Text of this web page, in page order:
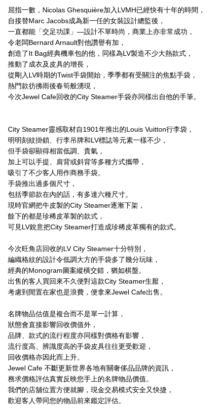
屈指一數，Nicolas Ghesquière加入LVMH已經快有十年的時間，
自接替Marc Jacobs成為新一任的女裝設計總監後，
一直都能「交足功課」—設計不單時尚，商業上亦非常成功，
令老闆Bernard Arnault對他讚譽有加，
創造了It Bag經典機車包的他，同樣為LV製造不少大熱款式，
推動了成衣及皮具的增長，
從剛入LV時期的Twist手袋開始，季季都有受關注的焦點手袋，
熱門款彷彿雨後春筍般湧現，
今次Jewel Cafe回收的City Steamer手袋亦同樣出自他的手筆。
City Steamer靈感取材自1901年推出的Louis Vuitton行李袋，
明明刻紋掛鎖、行李吊牌和LV標誌等元素一樣不少，
但手袋卻顯得相當低調、貴氣，
加上可以手提、肩背或斜背等多種方式攜帶，
吸引了不少客人用作商務手袋。
手袋推出過多個尺寸，
包括季節款在內的話，有多達六種尺寸。
現時官網把牛皮製的City Steamer逐漸下架，
餘下的都是珍稀皮革製的款式，
可見LV銳意把City Steamer打造成珍稀皮革獨有的款式。
今次旺角店回收的LV City Steamer十分特別，
編織格紋的設計令低調大方的手袋多了幾分玩味，
經典的Monogram圖案縱橫交錯，猶如棋盤。
出售的客人買回來不久便對這款City Steamer生厭，
考慮到閒置在家也是浪費，便拿來Jewel Cafe出售。
名牌物品估值是複合而不是單一計算，
狀態會直接影響回收價值外，
品牌、款式的流行程度亦同樣對價格有影響，
流行度高、辨識度高的手袋皮具往往更受歡迎，
回收價格亦因此而上升。
Jewel Cafe 不斷更新世界各地有關奢侈品品牌的資訊，
務求價格評估真實反映您手上的名牌物品價值。
我們的店舖位置方便就腳，現金交易模式安全又快捷，
歡迎客人帶同您的物品前來鑑定評估。